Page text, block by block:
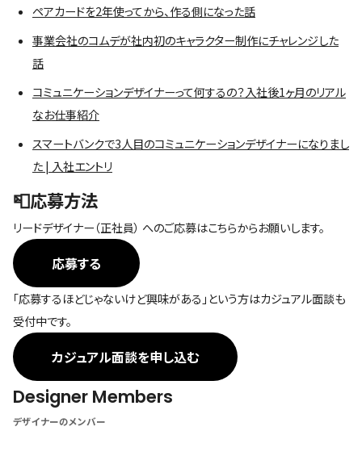
ペアカードを2年使ってから、作る側になった話
事業会社のコムデが社内初のキャラクター制作にチャレンジした
話
コミュニケーションデザイナーって何するの？入社後1ヶ月のリアル
なお仕事紹介
スマートバンクで3人目のコミュニケーションデザイナーになりまし
た | 入社エントリ
📮応募方法
リードデザイナー （正社員） へのご応募はこちらからお願いします。
応募する
「応募するほどじゃないけど興味がある」という方はカジュアル面談も
受付中です。
カジュアル面談を申し込む
Designer Members
デザイナーのメンバー